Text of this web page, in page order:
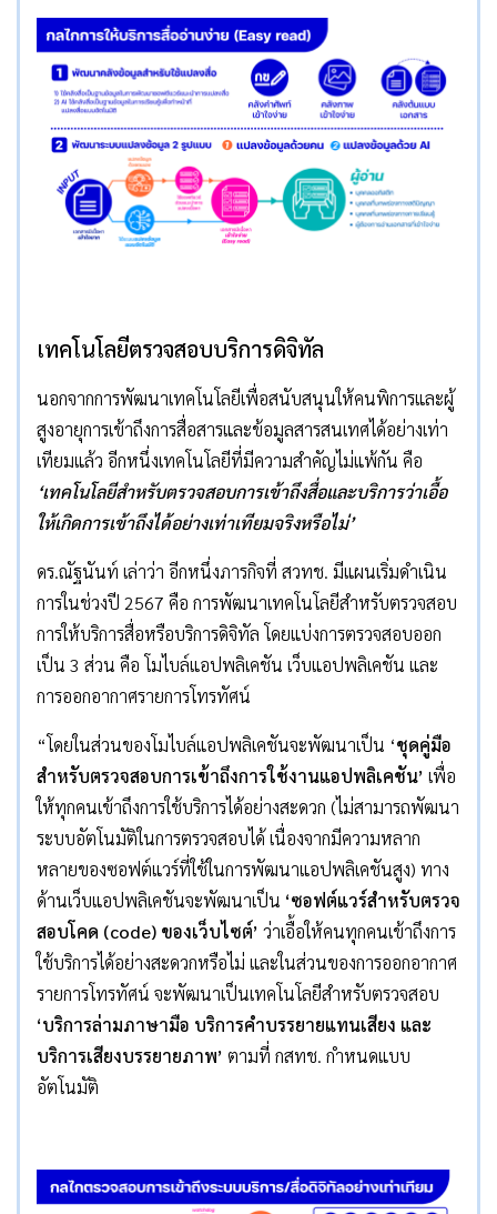
เทคโนโลยีตรวจสอบบริการดิจิทัล
นอกจากการพัฒนาเทคโนโลยีเพื่อสนับสนุนให้คนพิการและผู้
สูงอายุการเข้าถึงการสื่อสารและข้อมูลสารสนเทศได้อย่างเท่า
เทียมแล้ว อีกหนึ่งเทคโนโลยีที่มีความสำคัญไม่แพ้กัน คือ
‘เทคโนโลยีสำหรับตรวจสอบการเข้าถึงสื่อและบริการว่าเอื้อ
ให้เกิดการเข้าถึงได้อย่างเท่าเทียมจริงหรือไม่’
ดร.ณัฐนันท์ เล่าว่า อีกหนึ่งภารกิจที่ สวทช. มีแผนเริ่มดำเนิน
การในช่วงปี 2567 คือ การพัฒนาเทคโนโลยีสำหรับตรวจสอบ
การให้บริการสื่อหรือบริการดิจิทัล โดยแบ่งการตรวจสอบออก
เป็น 3 ส่วน คือ โมไบล์แอปพลิเคชัน เว็บแอปพลิเคชัน และ
การออกอากาศรายการโทรทัศน์
“โดยในส่วนของโมไบล์แอปพลิเคชันจะพัฒนาเป็น ‘ชุดคู่มือ
สำหรับตรวจสอบการเข้าถึงการใช้งานแอปพลิเคชัน’ เพื่อ
ให้ทุกคนเข้าถึงการใช้บริการได้อย่างสะดวก (ไม่สามารถพัฒนา
ระบบอัตโนมัติในการตรวจสอบได้ เนื่องจากมีความหลาก
หลายของซอฟต์แวร์ที่ใช้ในการพัฒนาแอปพลิเคชันสูง) ทาง
ด้านเว็บแอปพลิเคชันจะพัฒนาเป็น ‘ซอฟต์แวร์สำหรับตรวจ
สอบโคด (code) ของเว็บไซต์’ ว่าเอื้อให้คนทุกคนเข้าถึงการ
ใช้บริการได้อย่างสะดวกหรือไม่ และในส่วนของการออกอากาศ
รายการโทรทัศน์ จะพัฒนาเป็นเทคโนโลยีสำหรับตรวจสอบ
‘บริการล่ามภาษามือ บริการคำบรรยายแทนเสียง และ
บริการเสียงบรรยายภาพ’ ตามที่ กสทช. กำหนดแบบ
อัตโนมัติ